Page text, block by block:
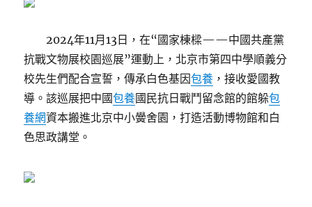
2024年11月13日，在“國家棟樑——中國共產黨
抗戰文物展校園巡展”運動上，北京市第四中學順義分
校先生們配合宣誓，傳承白色基因包養 ，接收愛國教
導。該巡展把中國包養國民抗日戰鬥留念館的館躲包
養網資本搬進北京中小黌舍園，打造活動博物館和白
色思政講堂。